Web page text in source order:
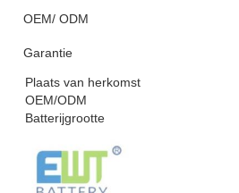
OEM/ ODM
Garantie
Plaats van herkomst
OEM/ODM
Batterijgrootte